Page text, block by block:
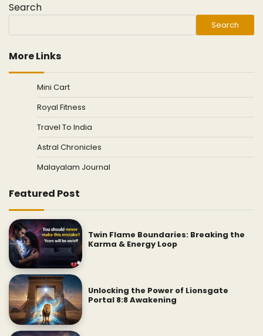
Search
Search
More Links
Mini Cart
Royal Fitness
Travel To India
Astral Chronicles
Malayalam Journal
Featured Post
Twin Flame Boundaries: Breaking the
Karma & Energy Loop
Unlocking the Power of Lionsgate
Portal 8:8 Awakening